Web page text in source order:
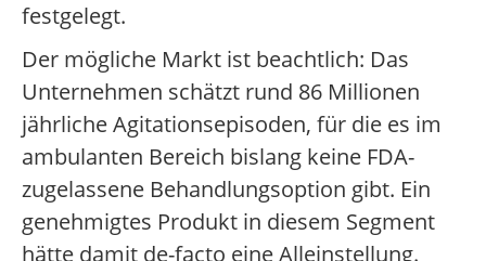
festgelegt.
Der mögliche Markt ist beachtlich: Das
Unternehmen schätzt rund 86 Millionen
jährliche Agitationsepisoden, für die es im
ambulanten Bereich bislang keine FDA-
zugelassene Behandlungsoption gibt. Ein
genehmigtes Produkt in diesem Segment
hätte damit de-facto eine Alleinstellung.